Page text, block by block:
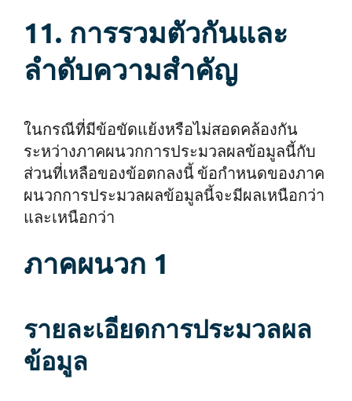
11. การรวมตัวกันและ
ลำดับความสำคัญ
ในกรณีที่มีข้อขัดแย้งหรือไม่สอดคล้องกัน
ระหว่างภาคผนวกการประมวลผลข้อมูลนี้กับ
ส่วนที่เหลือของข้อตกลงนี้ ข้อกำหนดของภาค
ผนวกการประมวลผลข้อมูลนี้จะมีผลเหนือกว่า
และเหนือกว่า
ภาคผนวก 1
รายละเอียดการประมวลผล
ข้อมูล